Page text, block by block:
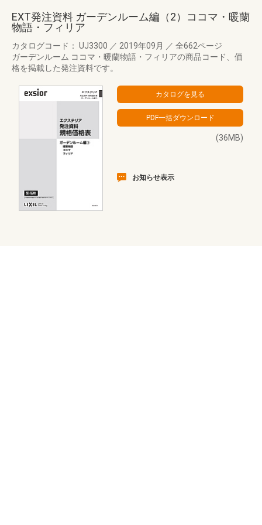
EXT発注資料 ガーデンルーム編（2）ココマ・暖蘭
物語・フィリア
カタログコード： UJ3300 ／ 2019年09月 ／ 全662ページ
ガーデンルーム ココマ・暖蘭物語・フィリアの商品コード、価
格を掲載した発注資料です。
(36MB)
お知らせ表示